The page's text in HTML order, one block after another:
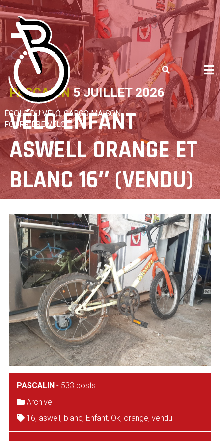
Skip
to
content
ÉCOLE DU VÉLO, CARGO MAISON,
FOURRIÈRE VÉLO
PASCALIN 5 JUILLET 2026
VÉLO ENFANT
ASWELL ORANGE ET
BLANC 16″ (VENDU)
PASCALIN- 533 posts
Archive
16, aswell, blanc, Enfant, Ok, orange, vendu